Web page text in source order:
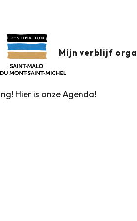
Mijn verblijf
Hier is onze Agenda!